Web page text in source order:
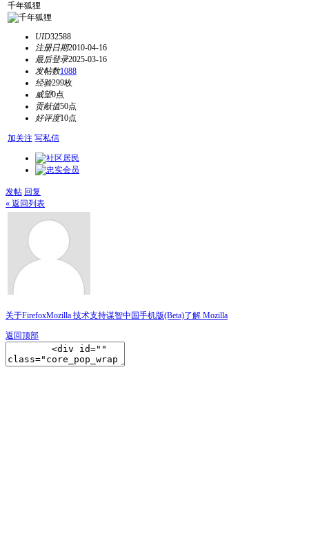
千年狐狸
UID32588
注册日期2010-04-16
最后登录2025-03-16
发帖数1088
经验299枚
威望0点
贡献值50点
好评度10点
加关注 写私信
发帖 回复
« 返回列表
关于FirefoxMozilla 技术支持谋智中国手机版(Beta)了解 Mozilla
返回顶部